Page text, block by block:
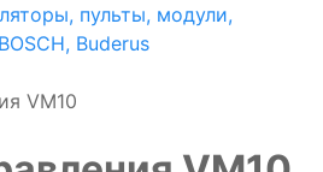
пульты, модули,
Buderus
VM10